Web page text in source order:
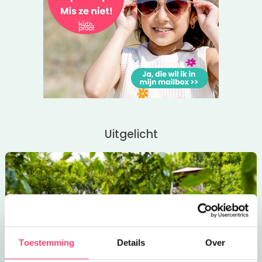
Toestemming Details Over
balletscholen in en om Nijmegen.
Uitgelicht